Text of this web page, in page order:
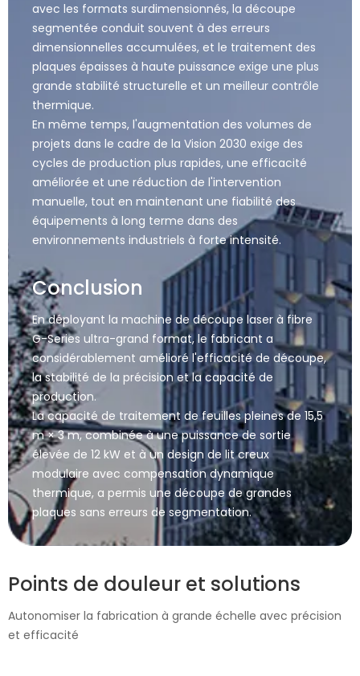
avec les formats surdimensionnés, la découpe
segmentée conduit souvent à des erreurs
dimensionnelles accumulées, et le traitement des
plaques épaisses à haute puissance exige une plus
grande stabilité structurelle et un meilleur contrôle
thermique.
En même temps, l'augmentation des volumes de
projets dans le cadre de la Vision 2030 exige des
cycles de production plus rapides, une efficacité
améliorée et une réduction de l'intervention
manuelle, tout en maintenant une fiabilité des
équipements à long terme dans des
environnements industriels à forte intensité.
Conclusion
En déployant la machine de découpe laser à fibre
G-Series ultra-grand format, le fabricant a
considérablement amélioré l'efficacité de découpe,
la stabilité de la précision et la capacité de
production.
La capacité de traitement de feuilles pleines de 15,5
m × 3 m, combinée à une puissance de sortie
élevée de 12 kW et à un design de lit creux
modulaire avec compensation dynamique
thermique, a permis une découpe de grandes
plaques sans erreurs de segmentation.
Points de douleur et solutions
Autonomiser la fabrication à grande échelle avec précision
et efficacité